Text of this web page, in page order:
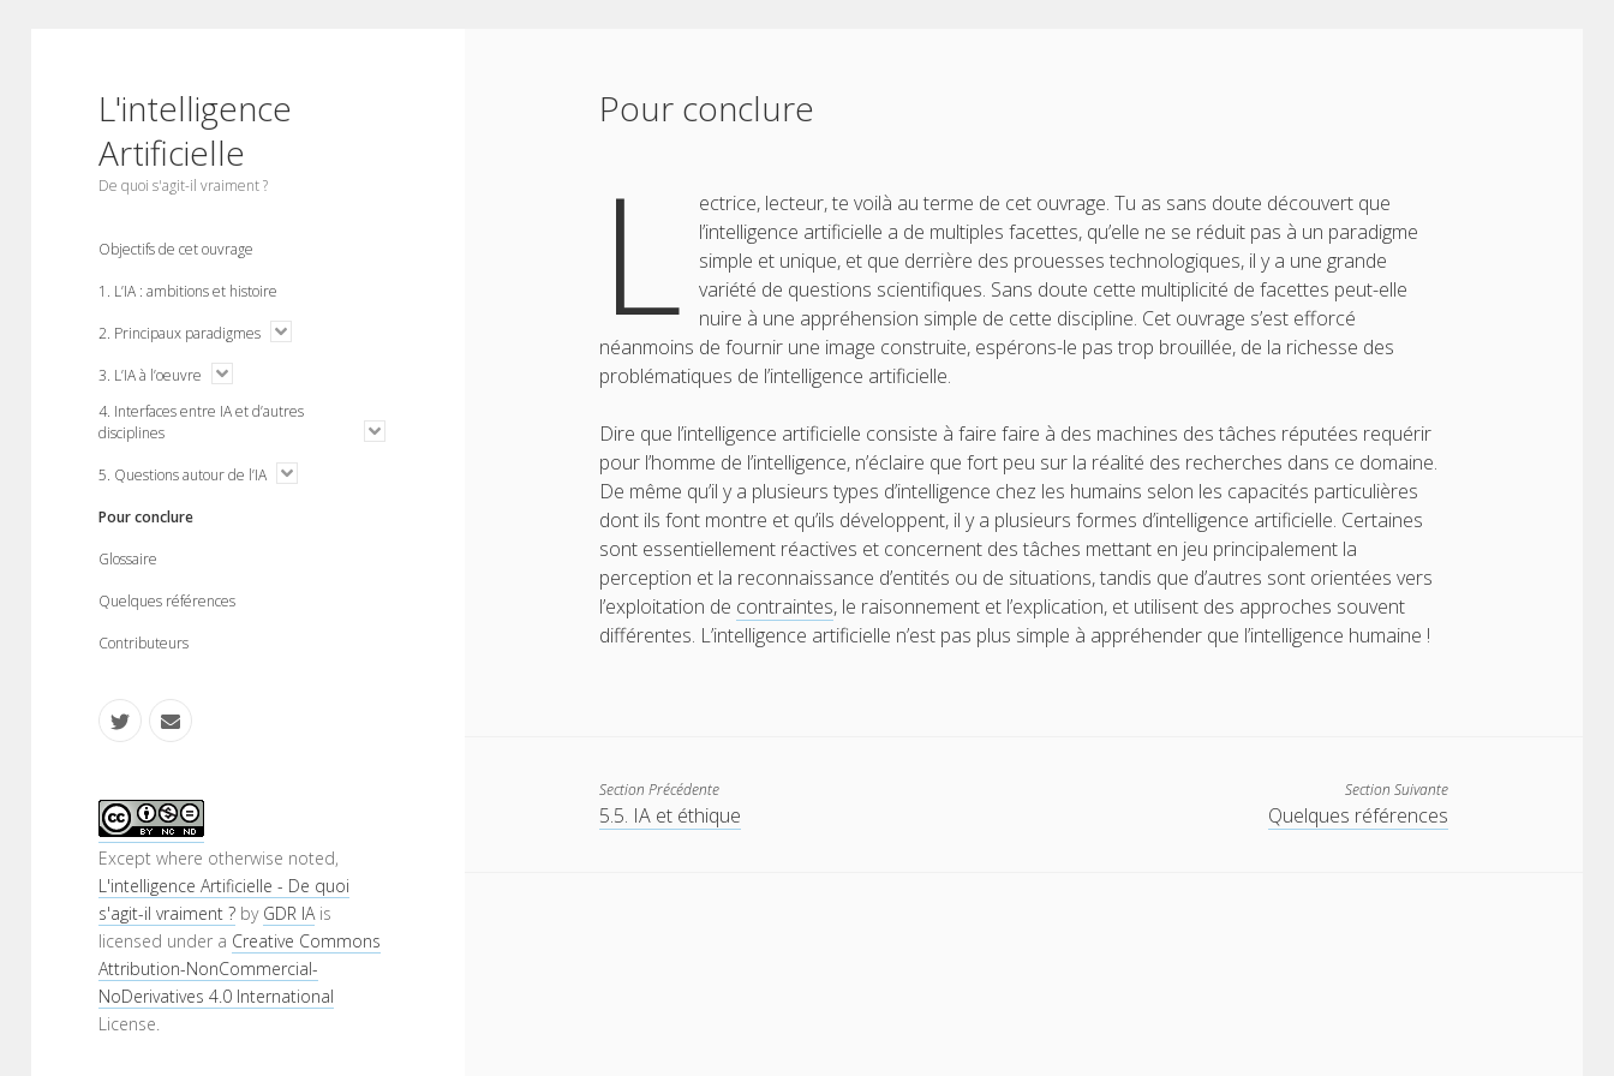
L'intelligence
Artificielle
De quoi s'agit-il vraiment ?
Objectifs de cet ouvrage
1. L’IA : ambitions et histoire
2. Principaux paradigmes
o
m
u
3. L’IA à l’oeuvre
o
e
e
4. Interfaces entre IA et d’autres
disciplines
o
5. Questions autour de l’IA
o
Pour conclure
Glossaire
Quelques références
Contributeurs
i
t
t
e
r
a
i
l
S
i
d
e
b
a
Except where otherwise noted,
L'intelligence Artificielle - De quoi
s'agit-il vraiment ? by GDR IAis
licensed under a Creative Commons
Attribution-NonCommercial-
NoDerivatives 4.0 International
License.
Pour conclure
L
ectrice, lecteur, te voilà au terme de cet ouvrage. Tu as sans doute découvert que
l’intelligence artificielle a de multiples facettes, qu’elle ne se réduit pas à un paradigme
simple et unique, et que derrière des prouesses technologiques, il y a une grande
variété de questions scientifiques. Sans doute cette multiplicité de facettes peut-elle
nuire à une appréhension simple de cette discipline. Cet ouvrage s’est efforcé
néanmoins de fournir une image construite, espérons-le pas trop brouillée, de la richesse des
problématiques de l’intelligence artificielle.
Dire que l’intelligence artificielle consiste à faire faire à des machines des tâches réputées requérir
pour l’homme de l’intelligence, n’éclaire que fort peu sur la réalité des recherches dans ce domaine.
De même qu’il y a plusieurs types d’intelligence chez les humains selon les capacités particulières
dont ils font montre et qu’ils développent, il y a plusieurs formes d’intelligence artificielle. Certaines
sont essentiellement réactives et concernent des tâches mettant en jeu principalement la
perception et la reconnaissance d’entités ou de situations, tandis que d’autres sont orientées vers
l’exploitation de contraintes, le raisonnement et l’explication, et utilisent des approches souvent
différentes. L’intelligence artificielle n’est pas plus simple à appréhender que l’intelligence humaine !
Section Précédente
5.5. IA et éthique
Section Suivante
Quelques références